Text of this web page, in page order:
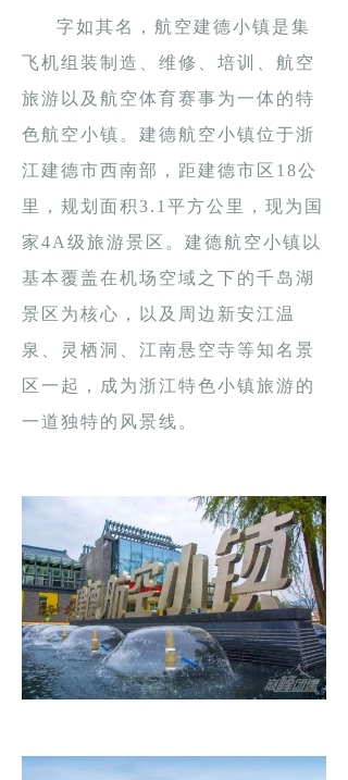
字如其名，航空建德小镇是集
飞机组装制造、维修、培训、航空
旅游以及航空体育赛事为一体的特
色航空小镇。建德航空小镇位于浙
江建德市西南部，距建德市区18公
里，规划面积3.1平方公里，现为国
家4A级旅游景区。建德航空小镇以
基本覆盖在机场空域之下的千岛湖
景区为核心，以及周边新安江温
泉、灵栖洞、江南悬空寺等知名景
区一起，成为浙江特色小镇旅游的
一道独特的风景线。